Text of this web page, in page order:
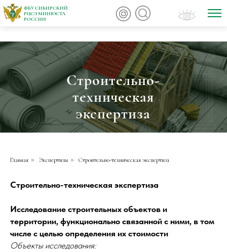
ФБУ СИБИРСКИЙ
РЦСЭ МИНЮСТА
РОССИИ
Строительно-
техническая
экспертиза
Главная » Экспертизы » Строительно-техническая экспертиза
Строительно-техническая экспертиза
Исследование строительных объектов и
территории, функционально связанной с ними, в том
числе с целью определения их стоимости
Объекты исследования: